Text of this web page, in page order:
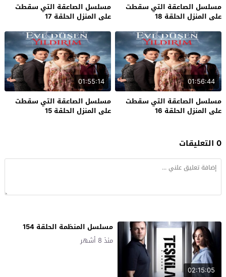
مسلسل الصاعقة التي سقطت
على المنزل الحلقة 18
مسلسل الصاعقة التي سقطت
على المنزل الحلقة 17
01:56:44
مسلسل الصاعقة التي سقطت
على المنزل الحلقة 16
01:55:14
مسلسل الصاعقة التي سقطت
على المنزل الحلقة 15
0 التعليقات
02:15:05
مسلسل المنظمة الحلقة 154
منذ 8 أشهر